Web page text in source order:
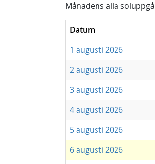
Månadens alla
Datum
1 augusti 2026
2 augusti 2026
3 augusti 2026
4 augusti 2026
5 augusti 2026
6 augusti 2026